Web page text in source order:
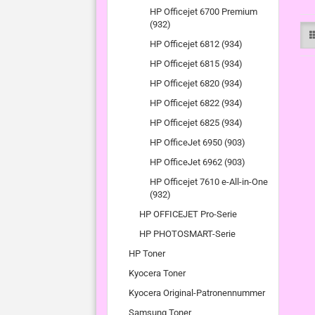
HP Officejet 6700 Premium
(932)
HP Officejet 6812 (934)
HP Officejet 6815 (934)
HP Officejet 6820 (934)
HP Officejet 6822 (934)
HP Officejet 6825 (934)
HP OfficeJet 6950 (903)
HP OfficeJet 6962 (903)
HP Officejet 7610 e-All-in-One
(932)
HP OFFICEJET Pro-Serie
HP PHOTOSMART-Serie
HP Toner
Kyocera Toner
Kyocera Original-Patronennummer
Samsung Toner